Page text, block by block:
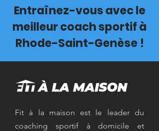
Entraînez-vous avec le
meilleur coach sportif à
Rhode-Saint-Genèse !
Fit à la maison est le leader du
coaching sportif à domicile et